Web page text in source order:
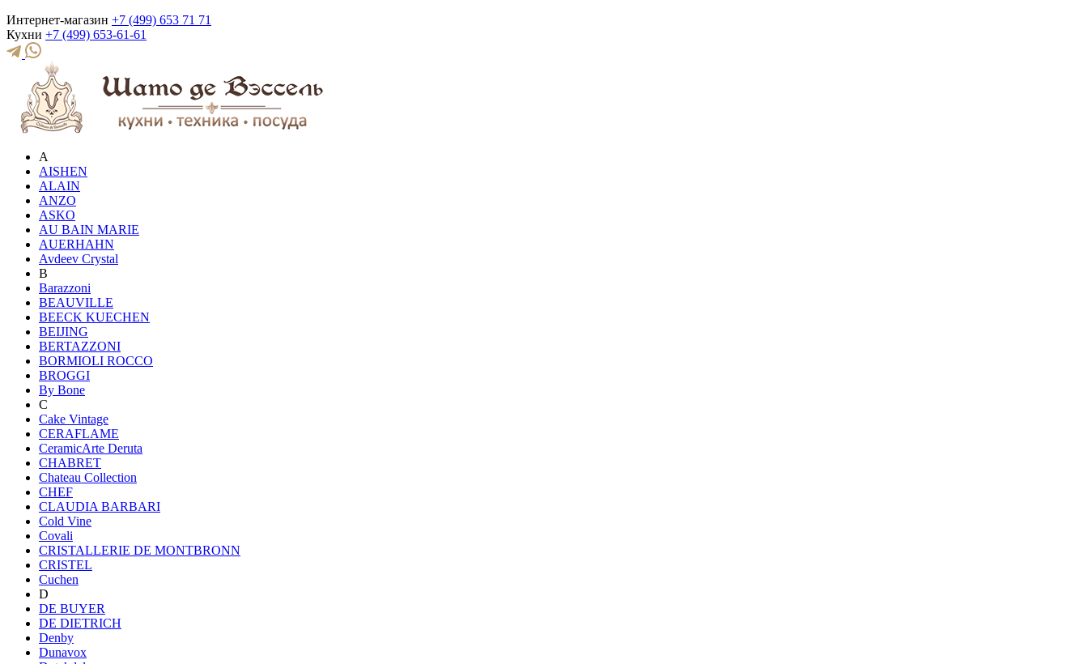
Интернет-магазин +7 (499) 653 71 71
Кухни +7 (499) 653-61-61
A
AISHEN
ALAIN
ANZO
ASKO
AU BAIN MARIE
AUERHAHN
Avdeev Crystal
B
Barazzoni
BEAUVILLE
BEECK KUECHEN
BEIJING
BERTAZZONI
BORMIOLI ROCCO
BROGGI
By Bone
C
Cake Vintage
CERAFLAME
CeramicArte Deruta
CHABRET
Chateau Collection
CHEF
CLAUDIA BARBARI
Cold Vine
Covali
CRISTALLERIE DE MONTBRONN
CRISTEL
Cuchen
D
DE BUYER
DE DIETRICH
Denby
Dunavox